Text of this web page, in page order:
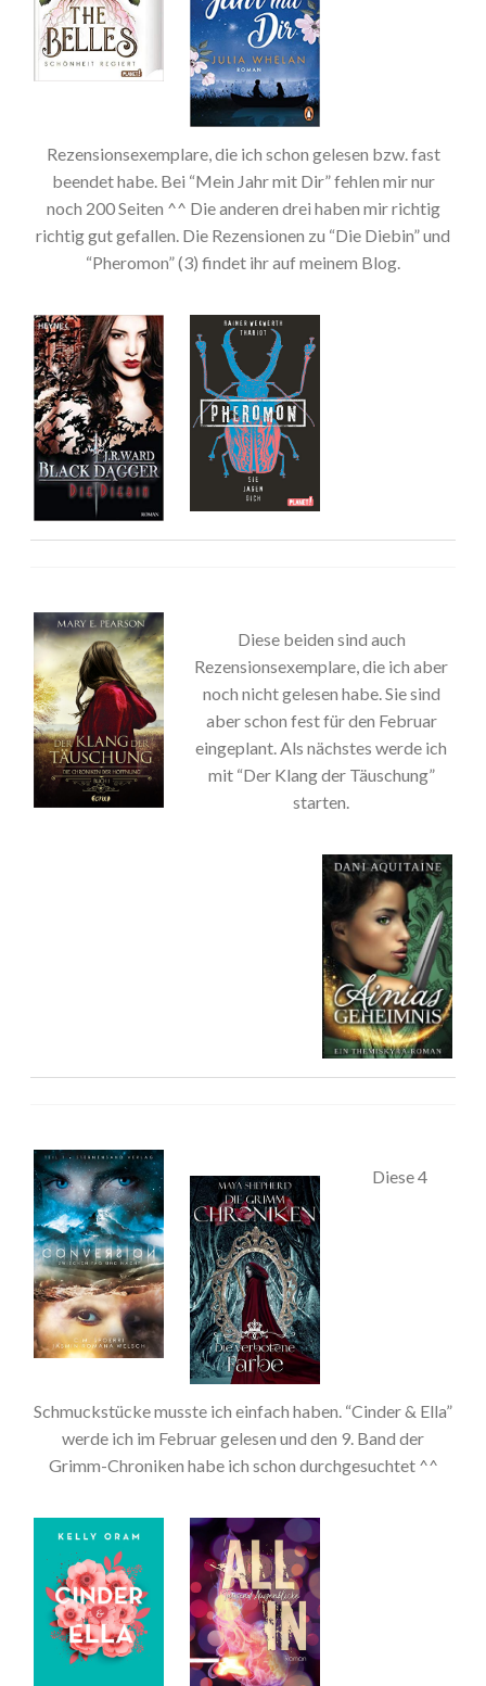
Rezensionsexemplare, die ich schon gelesen bzw. fast
beendet habe. Bei “Mein Jahr mit Dir” fehlen mir nur
noch 200 Seiten ^^ Die anderen drei haben mir richtig
richtig gut gefallen. Die Rezensionen zu “Die Diebin” und
“Pheromon” (3) findet ihr auf meinem Blog.
Diese beiden sind auch
Rezensionsexemplare, die ich aber
noch nicht gelesen habe. Sie sind
aber schon fest für den Februar
eingeplant. Als nächstes werde ich
mit “Der Klang der Täuschung”
starten.
Diese 4
Schmuckstücke musste ich einfach haben. “Cinder & Ella”
werde ich im Februar gelesen und den 9. Band der
Grimm-Chroniken habe ich schon durchgesuchtet ^^